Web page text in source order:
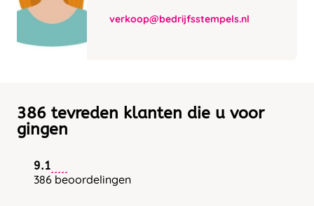
verkoop@bedrijfsstempels.nl
386 tevreden klanten die u voor
gingen
9.1
386 beoordelingen